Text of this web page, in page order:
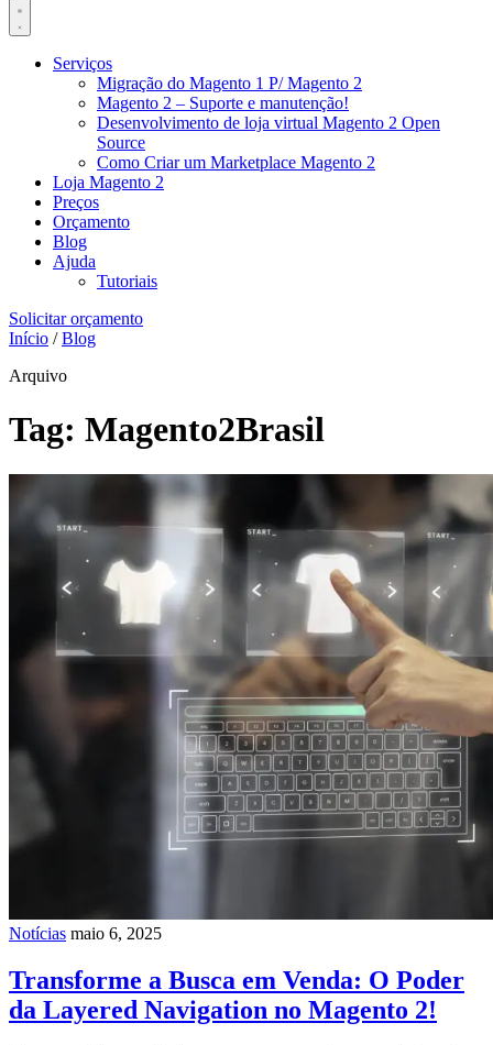
Serviços
Migração do Magento 1 P/ Magento 2
Magento 2 – Suporte e manutenção!
Desenvolvimento de loja virtual Magento 2 Open
Source
Como Criar um Marketplace Magento 2
Loja Magento 2
Preços
Orçamento
Blog
Ajuda
Tutoriais
Solicitar orçamento
Início / Blog
Arquivo
Tag: Magento2Brasil
Notícias maio 6, 2025
Transforme a Busca em Venda: O Poder
da Layered Navigation no Magento 2!